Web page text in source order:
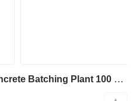
Constmach Stationary Concrete Batching Plant 100 M3/H